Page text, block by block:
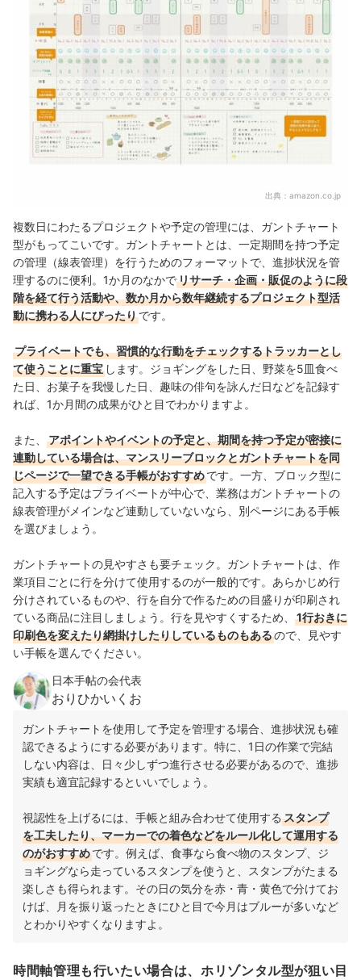
出典： amazon.co.jp
複数日にわたるプロジェクトや予定の管理には、ガントチャート
型がもってこいです。ガントチャートとは、一定期間を持つ予定
の管理（線表管理）を行うためのフォーマットで、進捗状況を管
理するのに便利。1か月のなかでリサーチ・企画・販促のように段
階を経て行う活動や、数か月から数年継続するプロジェクト型活
動に携わる人にぴったりです。
プライベートでも、習慣的な行動をチェックするトラッカーとし
て使うことに重宝 します。ジョギングをした日、野菜を5皿食べ
た日、お菓子を我慢した日、趣味の俳句を詠んだ日などを記録す
れば、1か月間の成果がひと目でわかりますよ。
また、
アポイントやイベントの予定と、期間を持つ予定が密接に
連動している場合は、マンスリーブロックとガントチャートを同
じページで一望できる手帳がおすすめです。一方、ブロック型に
記入する予定はプライベートが中心で、業務はガントチャートの
線表管理がメインなど連動していないなら、別ページにある手帳
を選びましょう。
ガントチャートの見やすさも要チェック。ガントチャートは、作
業項目ごとに行を分けて使用するのが一般的です。あらかじめ行
分けされているものや、行を自分で作るための目盛りが印刷され
ている商品に注目しましょう。行を見やすくするため、
1行おきに
印刷色を変えたり網掛けしたりしているものもあるので、見やす
い手帳を選んでください。
日本手帖の会代表
おりひかいくお
ガントチャートを使用して予定を管理する場合、進捗状況も確
認できるようにする必要があります。特に、1日の作業で完結
しない内容は、日々少しずつ進行させる必要があるので、進捗
実績も適宜記録するといいでしょう。
視認性を上げるには、手帳と組み合わせて使用する スタンプ
を工夫したり、マーカーでの着色などをルール化して運用する
のがおすすめです。例えば、食事なら食べ物のスタンプ、ジ
ョギングなら走っているスタンプを使うと、スタンプがたまる
楽しさも得られます。その日の気分を赤・青・黄色で分けてお
けば、月を振り返ったときにひと目で今月はブルーが多いなど
とわかりやすくなりますよ。
時間軸管理も行いたい場合は、ホリゾンタル型が狙い目